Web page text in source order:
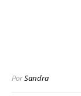
PorSandra